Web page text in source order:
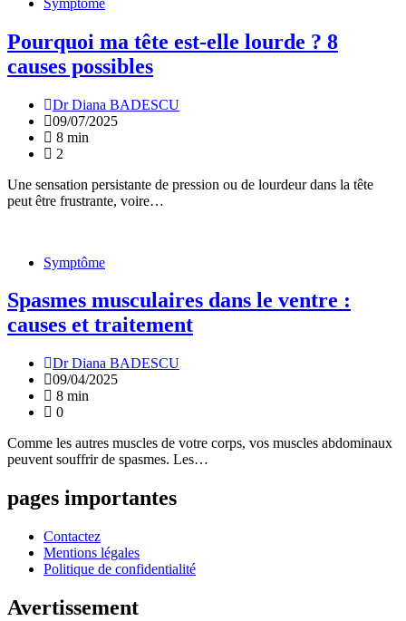
Pourquoi ma tête est-elle lourde ? 8
causes possibles
Dr Diana BADESCU
09/07/2025
8 min
2
Une sensation persistante de pression ou de lourdeur dans la tête
peut être frustrante, voire…
Symptôme
Spasmes musculaires dans le ventre :
causes et traitement
Dr Diana BADESCU
09/04/2025
8 min
0
Comme les autres muscles de votre corps, vos muscles abdominaux
peuvent souffrir de spasmes. Les…
pages importantes
Contactez
Mentions légales
Politique de confidentialité
Avertissement